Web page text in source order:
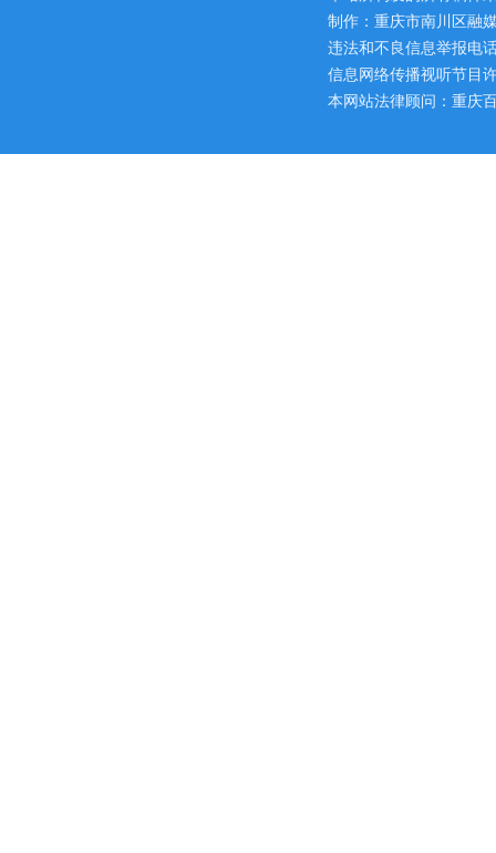
制作：重庆市南川区融
违法和不良信息举报电
信息网络传播视听节目
本网站法律顾问：重庆